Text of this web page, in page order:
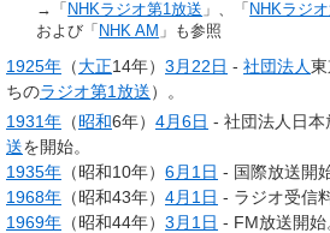
→「 NHKラジオ第1放送 」、「 NHKラジ
および「 NHK AM 」も参照
1925年 （大正14年） 3月22日 - 社団法人
ちのラジオ第1放送）。
1931年 （昭和6年） 4月6日 - 社団法人日本
送を開始。
1935年 （昭和10年） 6月1日 - 国際放送開始
1968年 （昭和43年） 4月1日 - ラジオ受信
1969年 （昭和44年） 3月1日 - FM放送開始